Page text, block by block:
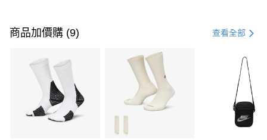
信用卡一次付款
3 期 0 利率 每期 21家銀行
合作金庫商業銀行
第一商業銀行
華南商業銀行
彰化商業銀行
上海商業儲蓄銀行
Apple Pay
商品加價購 (9) 查看全部